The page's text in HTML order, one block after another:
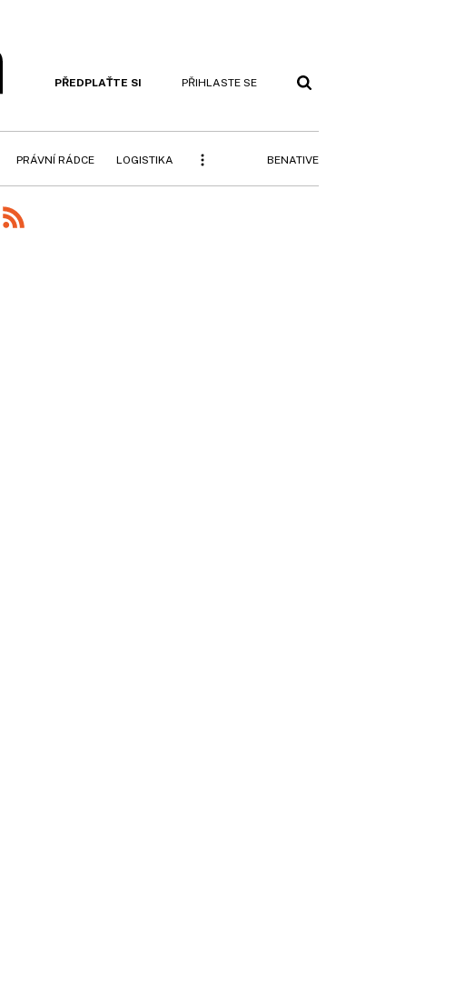
PŘEDPLAŤTE SI PŘIHLASTE SE
PRÁVNÍ RÁDCE LOGISTIKA BENATIVE